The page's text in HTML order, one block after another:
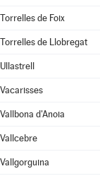
Torrelles de Foix
Torrelles de Llobregat
Ullastrell
Vacarisses
Vallbona d'Anoia
Vallcebre
Vallgorguina